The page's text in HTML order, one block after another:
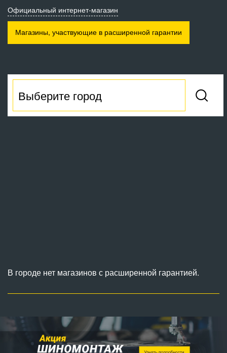
Официальный интернет-магазин
Магазины, участвующие в расширенной гарантии
В городе нет магазинов с расширенной гарантией.